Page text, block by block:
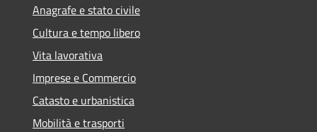
Anagrafe e stato civile
Cultura e tempo libero
Vita lavorativa
Imprese e Commercio
Catasto e urbanistica
Mobilità e trasporti